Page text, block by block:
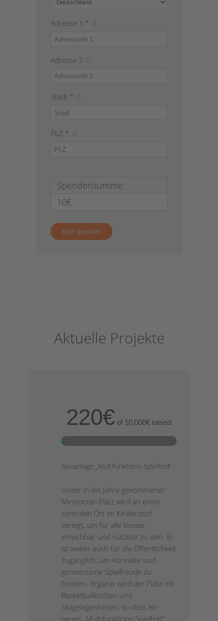
Adresse 1 *
Adresse 2
Stadt *
PLZ *
Spendensumme:
10€
Aktuelle Projekte
220€ of 10,000€ raised
Neuanlage „Multifunktions-Spielfeld“
Unser in die Jahre gekommener
Minisoccer-Platz wird an einen
zentralen Ort im Kinderdorf
verlegt, um für alle besser
erreichbar und nutzbar zu sein. Er
ist weiter auch für die Öffentlichkeit
zugänglich, um Kontakte und
gemeinsame Spielfreude zu
fördern. Ergänzt wird der Platz mit
Basketballkörben und
Sitzgelegenheiten, so dass ein
neues „Multifunktions-Spielfeld“